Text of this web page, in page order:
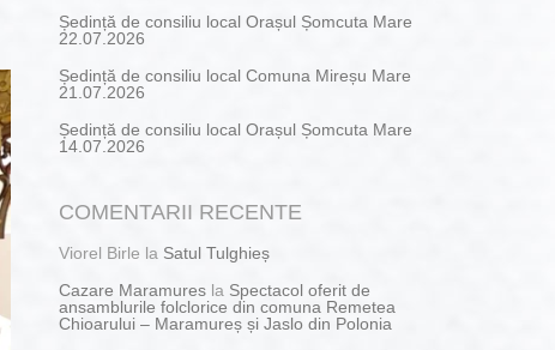
Ședință de consiliu local Orașul Șomcuta Mare
22.07.2026
Ședință de consiliu local Comuna Mireșu Mare
21.07.2026
Ședință de consiliu local Orașul Șomcuta Mare
14.07.2026
COMENTARII RECENTE
Viorel Birle la Satul Tulghieș
Cazare Maramures la Spectacol oferit de
ansamblurile folclorice din comuna Remetea
Chioarului – Maramureș și Jaslo din Polonia